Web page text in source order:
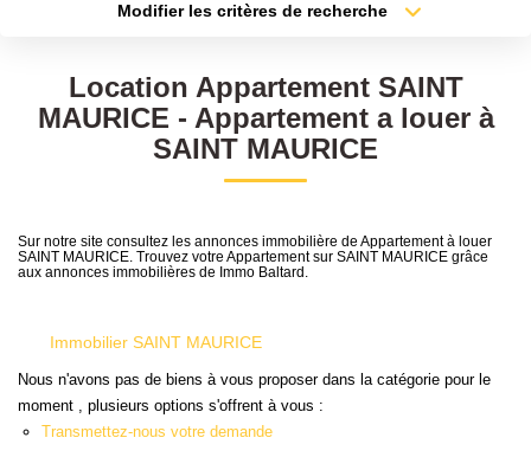
ESTIMATION
Notre Équipe
CONTACT
Modifier les critères de recherche
Sélectionnez...
Type de bien
Surface min
Location Appartement SAINT
MAURICE - Appartement a louer à
SAINT MAURICE
Sur notre site consultez les annonces immobilière de Appartement à louer
SAINT MAURICE. Trouvez votre Appartement sur SAINT MAURICE grâce
aux annonces immobilières de Immo Baltard.
Immobilier SAINT MAURICE
Nous n'avons pas de biens à vous proposer dans la catégorie pour le
moment , plusieurs options s'offrent à vous :
Transmettez-nous votre demande